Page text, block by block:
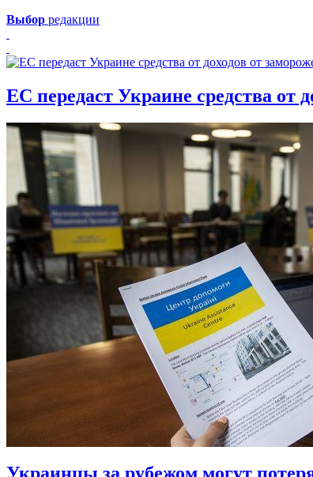
Выбор редакции
ЕС передаст Украине средства от
Украинцы за рубежом могут